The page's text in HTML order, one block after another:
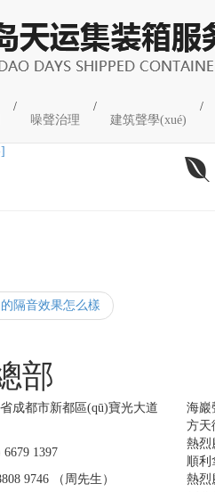
/
噪聲治理
/
建筑聲學(xué)
/
(yè)新聞
隔音效果怎么樣
部
成都市新都區(qū)寶光大道
1397
9746 （周先生）
海巖
方天
熱烈
順利
熱烈